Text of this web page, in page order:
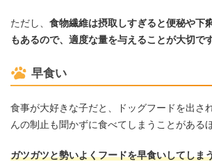
ただし、 食物繊維は摂取しすぎると便秘や下
もあるので、適度な量を与えることが大切です
早食い
食事が大好きな子だと、ドッグフードを出さ
んの制止も聞かずに食べてしまうことがあるほ
ガツガツと勢いよくフードを早食いしてしま